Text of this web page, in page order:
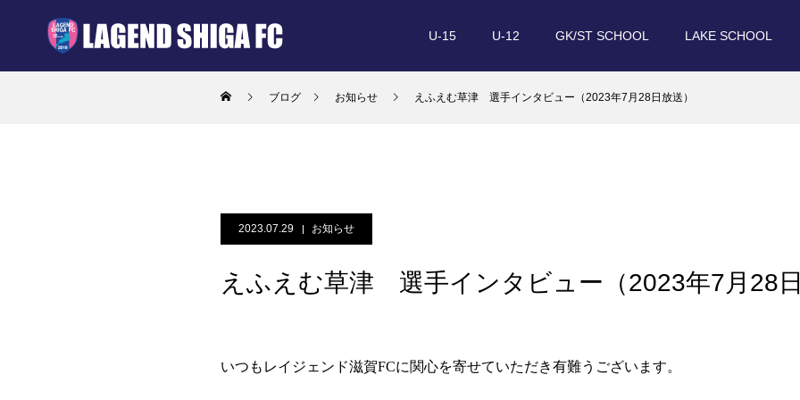
U-15 U-12 GK/ST SCHOOL LAKE SCHOOL
ブログ お知らせ えふえむ草津 選手インタビュー（2023年7月28日放送）
2023.07.29 お知らせ
えふえむ草津 選手インタビュー（2023年7月28
いつもレイジェンド滋賀FCに関心を寄せていただき有難うございます。